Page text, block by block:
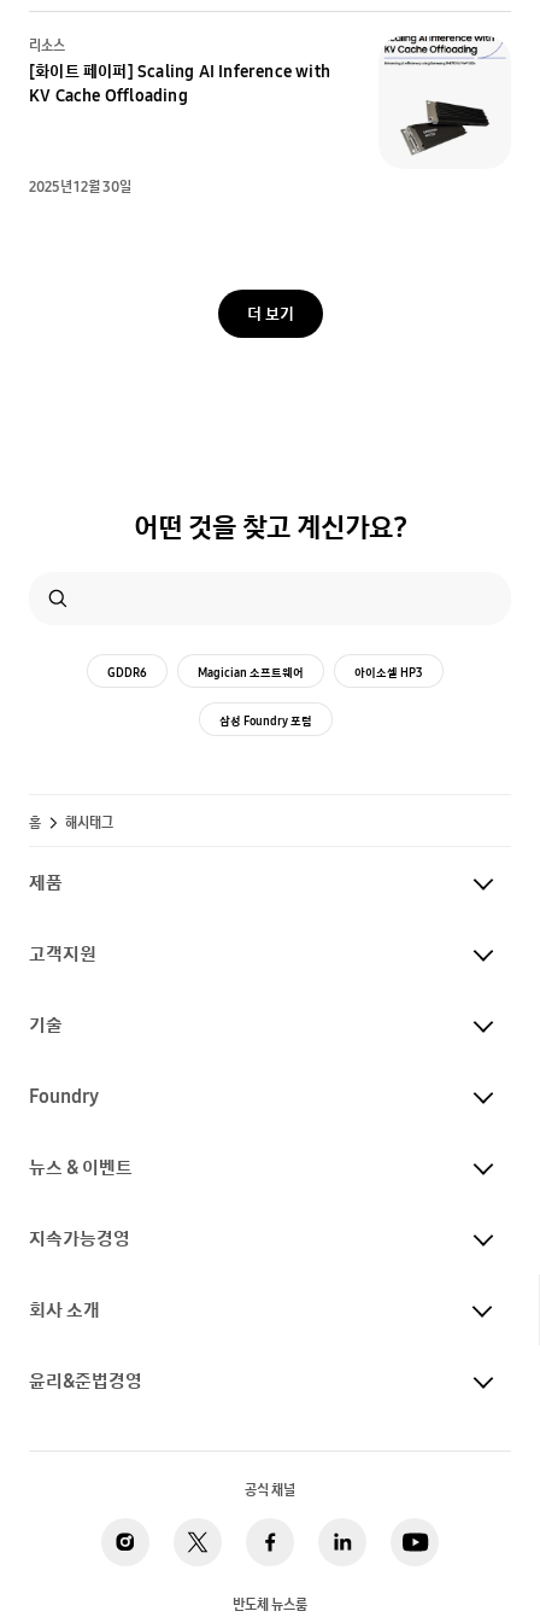
리소스
[화이트 페이퍼] Scaling AI Inference with
KV Cache Offloading
2025년 12월 30일
더 보기
어떤 것을 찾고 계신가요?
GDDR6 Magician 소프트웨어 아이소셀 HP3
삼성 Foundry 포럼
홈 해시태그
제품
고객지원
기술
Foundry
뉴스 & 이벤트
지속가능경영
회사 소개
윤리&준법경영
공식 채널
반도체 뉴스룸